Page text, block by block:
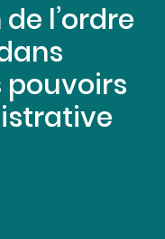
l’ordre
pouvoirs